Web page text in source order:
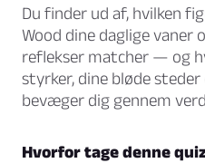
Du finder ud af, hvilken
Wood dine daglige vaner
reflekser matcher — og
styrker, dine bløde steder
bevæger dig gennem
Hvorfor tage denne